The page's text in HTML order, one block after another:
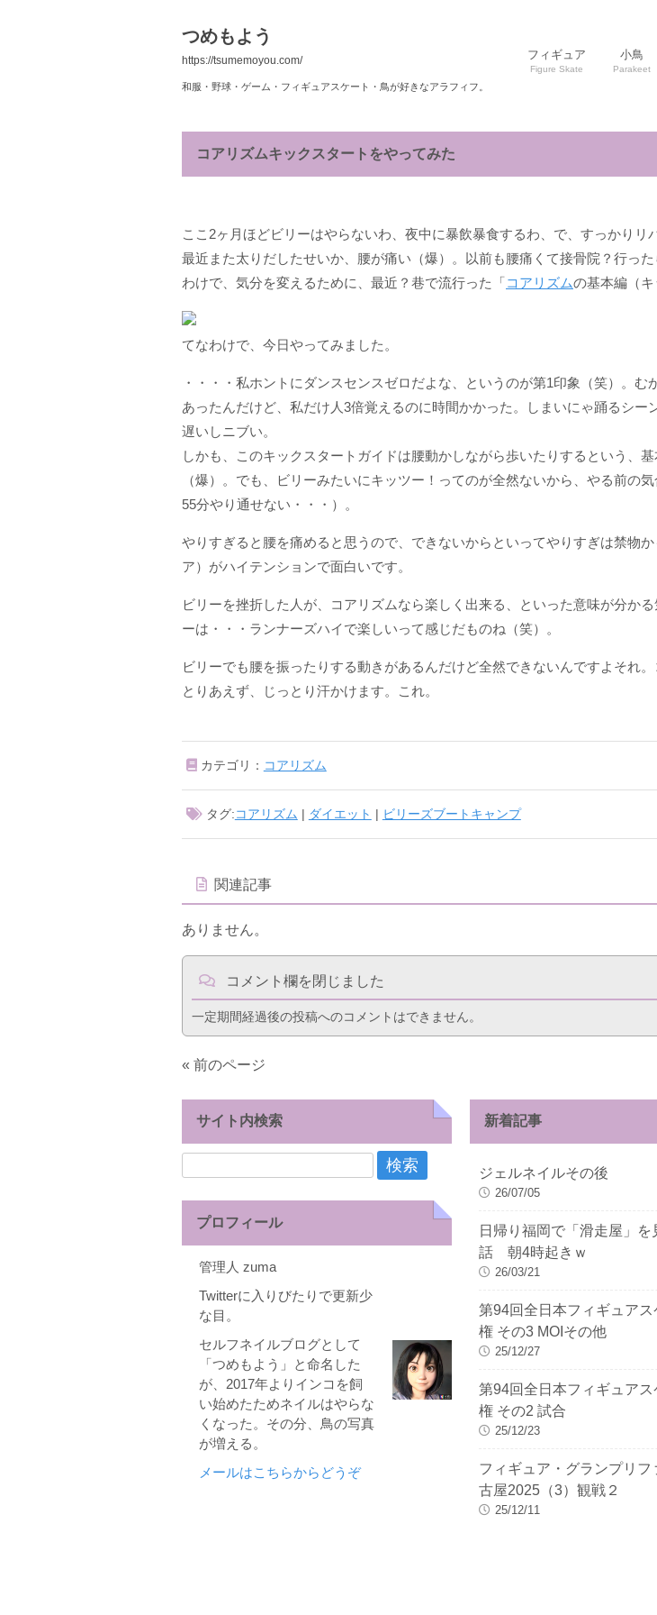
つめもよう
https://tsumemoyou.com/
和服・野球・ゲーム・フィギュアスケート・鳥が好きなアラフィフ。
フィギュア
Figure Skate
小鳥
Parakeet
コアリズムキックスタートをやってみた
ここ2ヶ月ほどビリーはやらないわ、夜中に暴飲暴食するわ、で、すっかりリ
最近また太りだしたせいか、腰が痛い（爆）。以前も腰痛くて接骨院？行っ
わけで、気分を変えるために、最近？巷で流行った「コアリズムの基本編（キ
てなわけで、今日やってみました。
・・・・私ホントにダンスセンスゼロだよな、というのが第1印象（笑）。
あったんだけど、私だけ人3倍覚えるのに時間かかった。しまいにゃ踊るシ
遅いしニブい。
しかも、このキックスタートガイドは腰動かしながら歩いたりするという、
（爆）。でも、ビリーみたいにキッツー！ってのが全然ないから、やる前の
55分やり通せない・・・）。
やりすぎると腰を痛めると思うので、できないからといってやりすぎは禁物
ア）がハイテンションで面白いです。
ビリーを挫折した人が、コアリズムなら楽しく出来る、といった意味が分か
ーは・・・ランナーズハイで楽しいって感じだものね（笑）。
ビリーでも腰を振ったりする動きがあるんだけど全然できないんですよそれ
とりあえず、じっとり汗かけます。これ。
カテゴリ： コアリズム
タグ:コアリズム | ダイエット | ビリーズブートキャンプ
関連記事
ありません。
コメント欄を閉じました
一定期間経過後の投稿へのコメントはできません。
« 前のページ
サイト内検索
索:
プロフィール
管理人 zuma
Twitterに入りびたりで更新少
な目。
セルフネイルブログとして
「つめもよう」と命名した
が、2017年よりインコを飼
い始めたためネイルはやらな
くなった。その分、鳥の写真
が増える。
メールはこちらからどうぞ
新着記事
ジェルネイルその後
26/07/05
日帰り福岡で「滑走屋」を
話 朝4時起きｗ
26/03/21
第94回全日本フィギュア
権 その3 MOIその他
25/12/27
第94回全日本フィギュア
権 その2 試合
25/12/23
フィギュア・グランプリフ
古屋2025（3）観戦２
25/12/11